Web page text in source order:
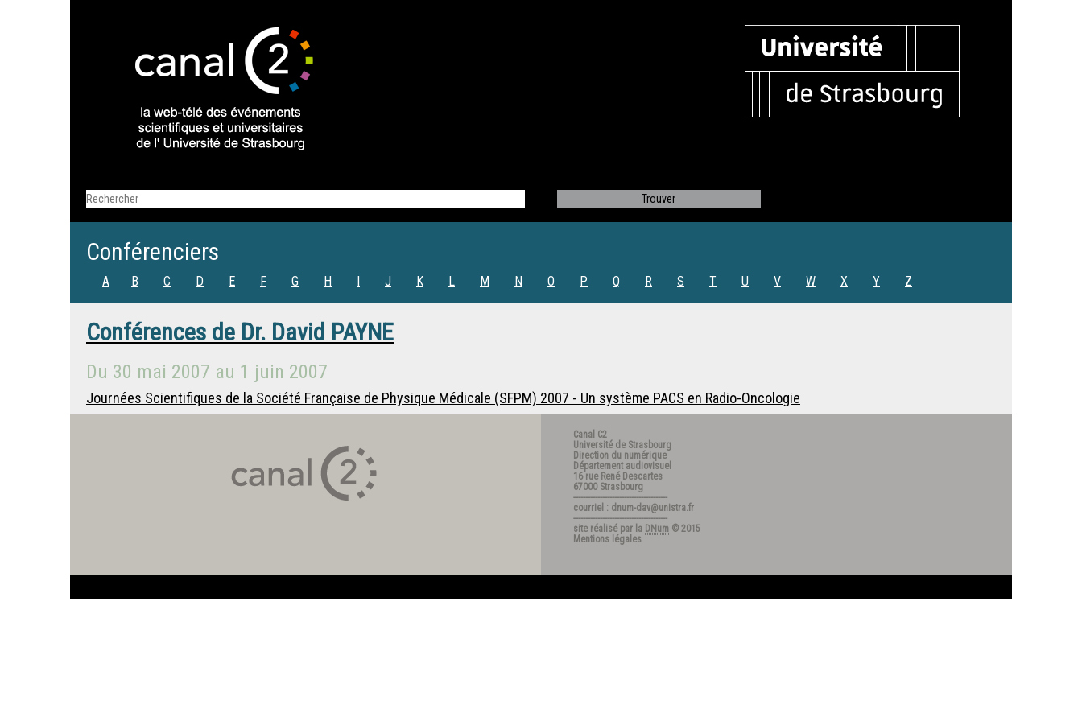
Conférenciers
A B C D E F G H I J K L M N O P Q R S T U V W X Y Z
Conférences de Dr. David PAYNE
Du 30 mai 2007 au 1 juin 2007
Journées Scientifiques de la Société Française de Physique Médicale (SFPM) 2007 - Un système PACS en Radio-Oncologie
Canal C2
Université de Strasbourg
Direction du numérique
Département audiovisuel
16 rue René Descartes
67000 Strasbourg
---------------------------------------
courriel : dnum-dav@unistra.fr
---------------------------------------
site réalisé par la DNum © 2015
Mentions légales